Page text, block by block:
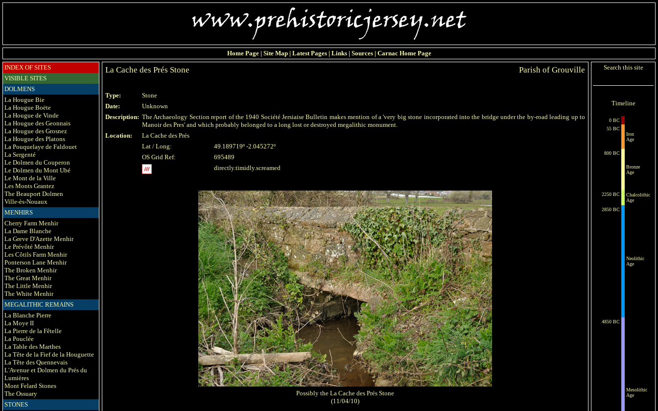
Home Page| Site Map| Latest Pages| Links| Sources| Carnac Home Page
INDEX OF SITES
VISIBLE SITES
DOLMENS
La Hougue Bie
La Hougue Boëte
La Hougue de Vinde
La Hougue des Geonnais
La Hougue des Grosnez
La Hougue des Platons
La Pouquelaye de Faldouet
La Sergenté
Le Dolmen du Couperon
Le Dolmen du Mont Ubé
Le Mont de la Ville
Les Monts Grantez
The Beauport Dolmen
Ville-ès-Nouaux
MENHIRS
Cherry Farm Menhir
La Dame Blanche
La Greve D'Azette Menhir
Le Prévôté Menhir
Les Côtils Farm Menhir
Ponterson Lane Menhir
The Broken Menhir
The Great Menhir
The Little Menhir
The White Menhir
MEGALITHIC REMAINS
La Blanche Pierre
La Moye II
La Pierre de la Fêtelle
La Pouclée
La Table des Marthes
La Tête de la Fief de la Houguette
La Tête des Quennevais
L'Avenue et Dolmen du Prés du
Lumières
Mont Felard Stones
The Ossuary
STONES
La Cache des Prés Stone Parish of Grouville
Type:
Stone
Date:
Unknown
Description: The Archaeology Section report of the 1940 Société Jersiaise Bulletin makes mention of a 'very big stone incorporated into the bridge under the by-road leading up to
Manoir des Pres' and which probably belonged to a long lost or destroyed megalithic monument.
Location:
La Cache des Prés
Lat / Long:
49.189719º -2.045272º
OS Grid Ref:
695489
directly.timidly.screamed
Possibly the La Cache des Prés Stone
(11/04/10)
Search this site
Timeline
0 BC
55 BC
Iron
Age
800 BC
Bronze
Age
2250 BC
Chalcolithic
Age
2850 BC
Neolithic
Age
4850 BC
Mesolithic
Age